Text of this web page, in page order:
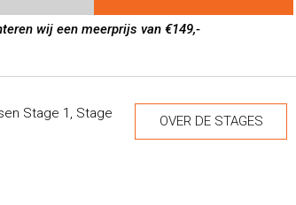
wij een meerprijs van €149,-
Stage 1, Stage
OVER DE STAGES